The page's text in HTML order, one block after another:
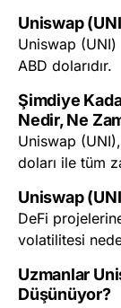
Uniswap
Uniswap
ABD dolarıdır.
Şimdiye
Nedir, Ne
Uniswap
doları ile tüm
Uniswap
DeFi
volatilitesi
Uzmanlar
Düşünüyor?